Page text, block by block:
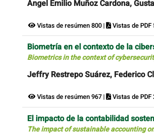
Ángel Emilio Muñoz Cardona,
Vistas de resúmen 800 | Vistas de PDF
Biometría en el contexto de la
Biometrics in the context of
Jeffry Restrepo Suárez, Federico
Vistas de resúmen 967 | Vistas de PDF
El impacto de la contabilidad
The impact of sustainable accounting